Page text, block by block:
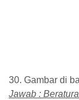
30. Gambar di
Jawab :